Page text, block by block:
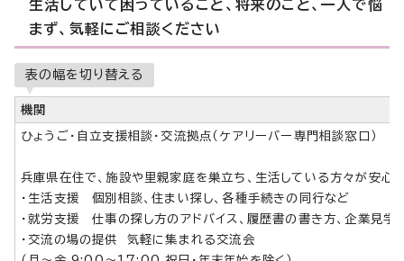
生活していて困っていること、将来のこと、一人で悩
まず、気軽にご相談ください
表の幅を切り替える
機関
ひょうご・自立支援相談・交流拠点（ケアリーバー専門相談窓口）
兵庫県在住で、施設や里親家庭を巣立ち、生活している方々が安心
・生活支援 個別相談、住まい探し、各種手続きの同行など
・就労支援 仕事の探し方のアドバイス、履歴書の書き方、企業見学
・交流の場の提供 気軽に集まれる交流会